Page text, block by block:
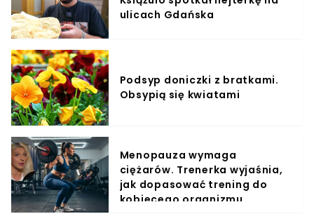
ulicach Gdańska
Podsyp doniczki z bratkami.
Obsypią się kwiatami
Menopauza wymaga
ciężarów. Trenerka wyjaśnia,
jak dopasować trening do
kobiecego organizmu